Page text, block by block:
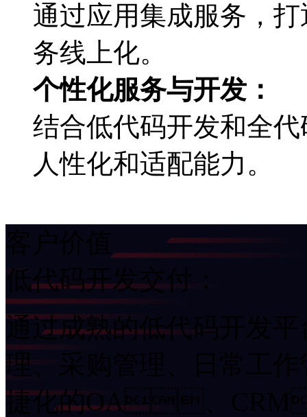
通过应用集成服务，
务线上化。
个性化服务与开发：
结合低代码开发和全代
人性化和适配能力。
低代码开发交付：
通过成熟的低代码开发平台
理、采购管理、日常
捷化的OA、